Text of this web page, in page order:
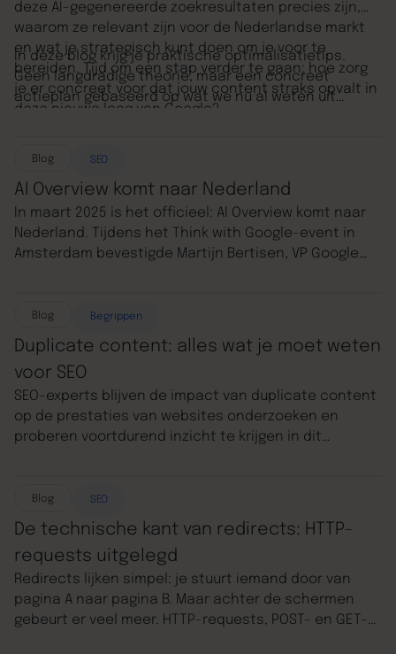
deze AI-gegenereerde zoekresultaten precies zijn,
waarom ze relevant zijn voor de Nederlandse markt
en wat je strategisch kunt doen om je voor te
bereiden. Tijd om een stap verder te gaan: hoe zorg
je er concreet voor dat jouw content straks opvalt in
deze nieuwe laag van Google?
In deze blog krijg je praktische optimalisatietips.
Geen langdradige theorie, maar een concreet
actieplan gebaseerd op wat we nu al weten uit
Blog SEO
AI Overview komt naar Nederland
In maart 2025 is het officieel: AI Overview komt naar
Nederland. Tijdens het Think with Google-event in
Amsterdam bevestigde Martijn Bertisen, VP Google
Nederland en België. In dit artikel lees je wat AI
Overview precies is, waarom het relevant is voor jou
als marketeer of content creator en wat je nú al kunt
doen om je strategie daarop aan te passen.
Blog Begrippen
Duplicate content: alles wat je moet weten
voor SEO
SEO-experts blijven de impact van duplicate content
op de prestaties van websites onderzoeken en
proberen voortdurend inzicht te krijgen in dit
dit te vermijden? In deze blog ontdek je alle
essentiële informatie over dit onderwerp!
Blog SEO
De technische kant van redirects: HTTP-
requests uitgelegd
Redirects lijken simpel: je stuurt iemand door van
pagina A naar pagina B. Maar achter de schermen
gebeurt er veel meer. HTTP-requests, POST- en GET-